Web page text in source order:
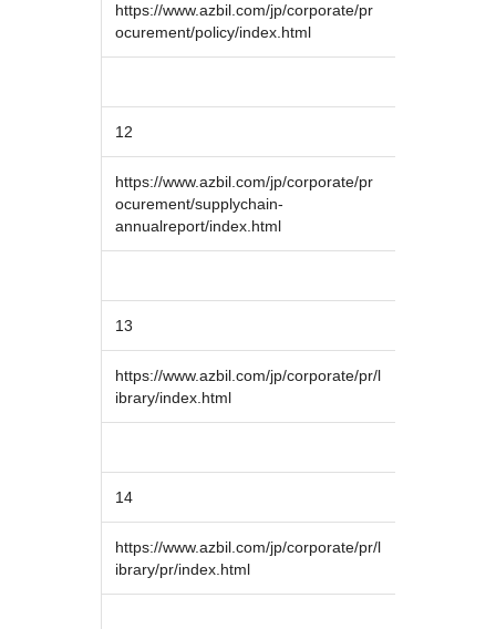
https://www.azbil.com/jp/corporate/pr
ocurement/policy/index.html
12
https://www.azbil.com/jp/corporate/pr
ocurement/supplychain-
annualreport/index.html
13
https://www.azbil.com/jp/corporate/pr/l
ibrary/index.html
14
https://www.azbil.com/jp/corporate/pr/l
ibrary/pr/index.html